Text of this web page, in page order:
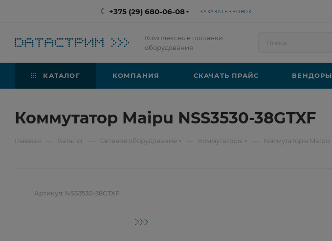
+375 (29) 680-06-08 ЗАКАЗАТЬ ЗВОНОК
Комплексные поставки
оборудования
КАТАЛОГ КОМПАНИЯ СКАЧАТЬ ПРАЙС ВЕНДОРЫ
Коммутатор Maipu NSS3530-38GTXF
Главная Каталог Сетевое оборудование Коммутаторы Коммутаторы Maipu
Артикул: NSS3530-38GTXF